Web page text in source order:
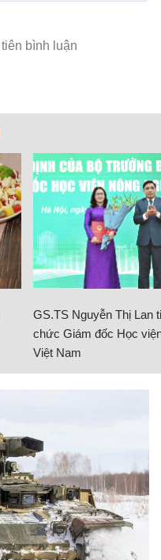
GS.TS Nguyễn Thị Lan
chức Giám đốc Học
Việt Nam